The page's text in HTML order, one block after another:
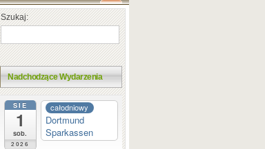
Szukaj:
Nadchodzące Wydarzenia
SIE
1
sob.
2026
całodniowy
Dortmund
Sparkassen